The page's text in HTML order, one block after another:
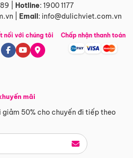
Hotline: 1900 1177
Email: info@dulichviet.com.vn
mãi
50% cho chuyến đi tiếp theo
nối với chúng tôi Chấp nhận thanh toán